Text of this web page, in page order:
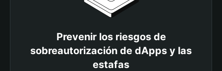
Prevenir los riesgos de
sobreautorización de dApps y las
estafas